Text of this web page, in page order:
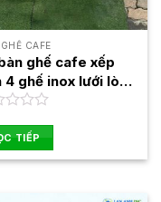
CAFE
ghế cafe xếp
4 ghế inox lưới lò
to lưng cao
TIẾP